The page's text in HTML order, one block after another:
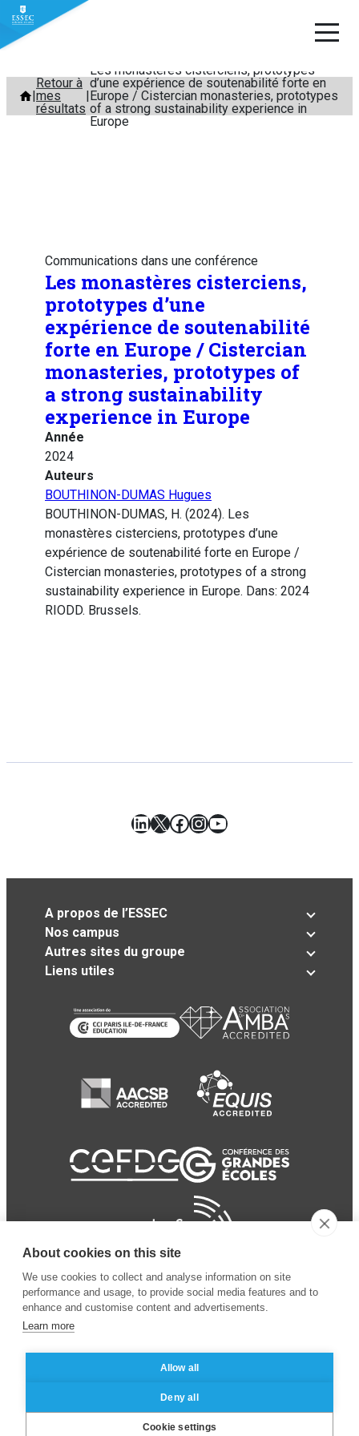
Aller
contenu
Retour à
mes
résultats
Les monastères cisterciens, prototypes
d’une expérience de soutenabilité forte en
Europe / Cistercian monasteries, prototypes
of a strong sustainability experience in
Europe
Communications dans une conférence
Les monastères cisterciens,
prototypes d’une
expérience de soutenabilité
forte en Europe / Cistercian
monasteries, prototypes of
a strong sustainability
experience in Europe
Année
2024
Auteurs
BOUTHINON-DUMAS Hugues
BOUTHINON-DUMAS, H. (2024). Les
monastères cisterciens, prototypes d’une
expérience de soutenabilité forte en Europe /
Cistercian monasteries, prototypes of a strong
sustainability experience in Europe. Dans: 2024
RIODD. Brussels.
LinkedIn
X Facebook
Instagram
YouTube
A propos de l’ESSEC
Nos campus
Autres sites du groupe
Liens utiles
Business School
Mentions légales
des données personnelles
About cookies on this site
We use cookies to collect and analyse information on site
performance and usage, to provide social media features and to
enhance and customise content and advertisements.
Learn more
Allow all
Deny all
Cookie settings